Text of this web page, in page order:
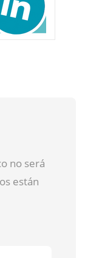
no será
están